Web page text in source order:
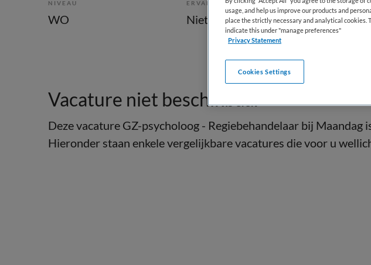
NIVEAU
WO
ERVARING
Niet nader bepaald Niet
Vacature niet beschikbaar
Deze vacature GZ-psycholoog - Regiebehandelaar bij Maandag
Hieronder staan enkele vergelijkbare vacatures die voor u
usage, and help us improve our products and
place the strictly necessary and analytical cookies.
indicate this under "manage preferences"
Privacy Statement
Cookies Settings